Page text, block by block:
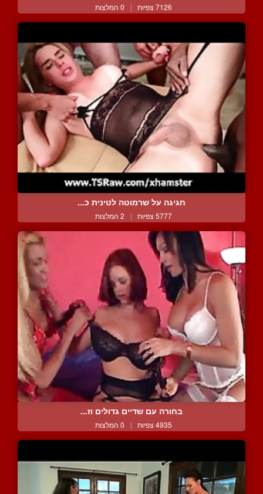
7126 צפיות | 0 המלצות
חגיגה על שרמוטה לטינית כ...
5777 צפיות | 2 המלצות
בחורה עם שדיים גדולים וז...
4935 צפיות | 0 המלצות